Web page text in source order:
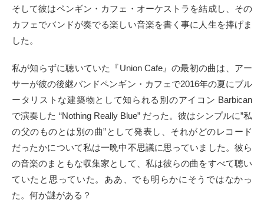
そして彼はペンギン・カフェ・オーケストラを結成し、その
カフェでバンドが奏でる楽しい音楽を書く事に人生を捧げま
した。
私が知らずに聴いていた『Union Cafe』の最初の曲は、アー
サーが彼の後継バンドペンギン・カフェで2016年の夏にブル
ータリストな建築物として知られる別のアイコン Barbican
で演奏した “Nothing Really Blue” だった。彼はシンプルに”私
の父のものとは別の曲”として発表し、それがどのレコード
だったかについて私は一晩中不思議に思っていました。彼ら
の音楽のまともな収集家として、私は彼らの曲をすべて聴い
ていたと思っていた。ああ、でも明らかにそうではなかっ
た。何か謎がある？